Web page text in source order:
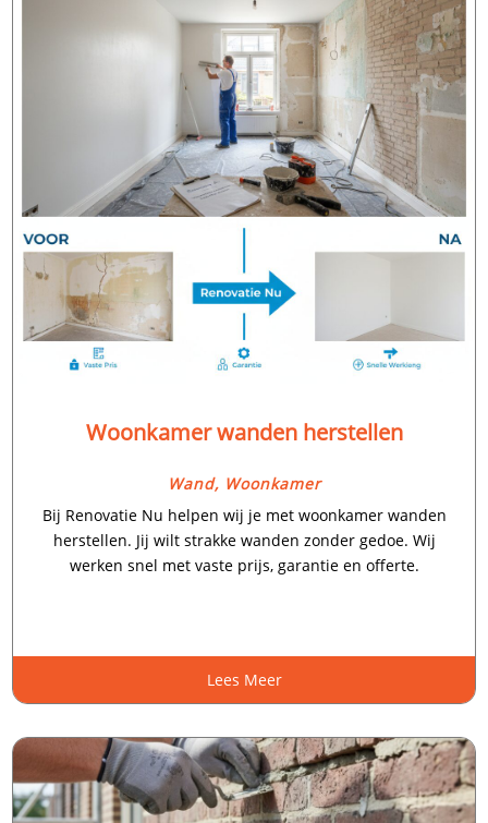
Woonkamer wanden herstellen
Wand, Woonkamer
Bij Renovatie Nu helpen wij je met woonkamer wanden
herstellen.​ Jij wilt strakke wanden zonder gedoe.​ Wij
werken snel met vaste prijs, garantie en offerte.​
Lees Meer